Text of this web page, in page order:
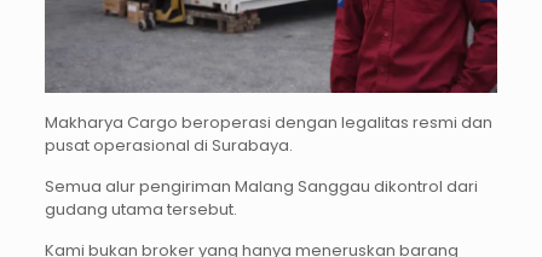
Makharya Cargo beroperasi dengan legalitas resmi dan
pusat operasional di Surabaya.
Semua alur pengiriman Malang Sanggau dikontrol dari
gudang utama tersebut.
Kami bukan broker yang hanya meneruskan barang